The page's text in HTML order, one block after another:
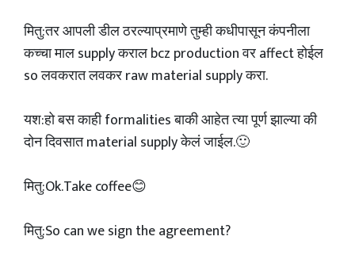
मितु:तर आपली डील ठरल्याप्रमाणे तुम्ही कधीपासून कंपनीला
कच्चा माल supply कराल bcz production वर affect होईल
so लवकरात लवकर raw material supply करा.
यश:हो बस काही formalities बाकी आहेत त्या पूर्ण झाल्या की
दोन‌ दिवसात material supply केलं जाईल.🙂
मितु:Ok.Take coffee😊
मितु:So can we sign the agreement?